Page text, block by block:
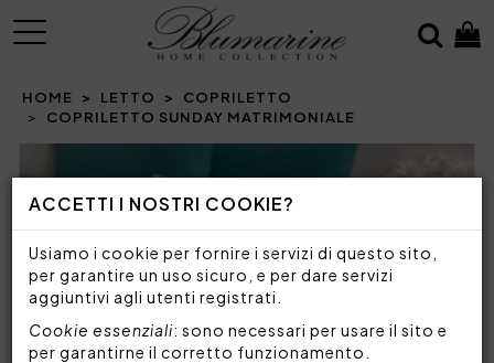
ACCETTI I NOSTRI COOKIE?
Usiamo i cookie per fornire i servizi di questo sito,
per garantire un uso sicuro, e per dare servizi
aggiuntivi agli utenti registrati.
Cookie essenziali: sono necessari per usare il sito e
per garantirne il corretto funzionamento.
MENU
HOME LETTO
COPRILETTO
COPRILETTO SUNDAY MATRIMONIALE
Prev